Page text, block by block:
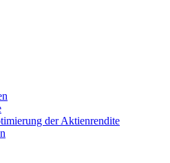
der Aktienrendite